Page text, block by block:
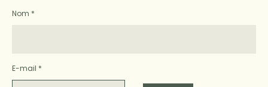
Nom *
E-mail *